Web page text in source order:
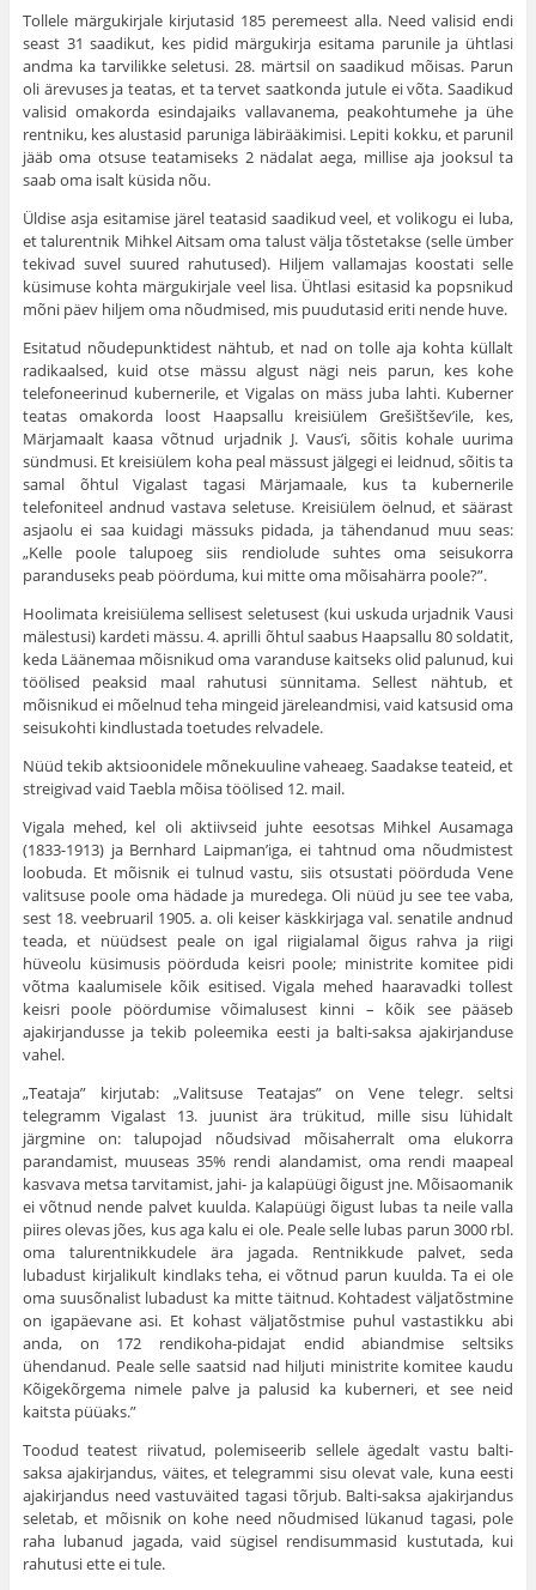
Tollele märgukirjale kirjutasid 185 peremeest alla. Need valisid endi
seast 31 saadikut, kes pidid märgukirja esitama pa­runile ja ühtlasi
andma ka tarvilikke seletusi. 28. märtsil on saa­dikud mõisas. Parun
oli ärevuses ja teatas, et ta tervet saatkonda jutule ei võta. Saadikud
valisid omakorda esindajaiks vallava­nema, peakohtumehe ja ühe
rentniku, kes alustasid paruniga lä­birääkimisi. Lepiti kokku, et parunil
jääb oma otsuse teatami­seks 2 nädalat aega, millise aja jooksul ta
saab oma isalt küsida nõu.
Üldise asja esitamise järel teatasid saadikud veel, et voli­kogu ei luba,
et talurentnik Mihkel Aitsam oma talust välja tõs­tetakse (selle ümber
tekivad suvel suured rahutused). Hiljem vallamajas koostati selle
küsimuse kohta märgukirjale veel lisa. Ühtlasi esitasid ka popsnikud
mõni päev hiljem oma nõudmised, mis puudutasid eriti nende huve.
Esitatud nõudepunktidest nähtub, et nad on tolle aja kohta küllalt
radikaalsed, kuid otse mässu algust nägi neis parun, kes kohe
telefoneerinud kubernerile, et Vigalas on mäss juba lahti. Ku­berner
teatas omakorda loost Haapsallu kreisiülem Grešištšev’ile, kes,
Märjamaalt kaasa võtnud urjadnik J. Vaus’i, sõitis kohale uurima
sündmusi. Et kreisiülem koha peal mässust jälgegi ei leidnud, sõitis ta
samal õhtul Vigalast tagasi Märjamaale, kus ta kubernerile
telefoniteel andnud vastava seletuse. Kreisiülem öel­nud, et säärast
asjaolu ei saa kuidagi mässuks pidada, ja tähen­danud muu seas:
„Kelle poole talupoeg siis rendiolude suhtes oma seisukorra
paranduseks peab pöörduma, kui mitte oma mõi­sahärra poole?”.
Hoolimata kreisiülema sellisest seletusest (kui uskuda ur­jadnik Vausi
mälestusi) kardeti mässu. 4. aprilli õhtul saabus Haapsallu 80 soldatit,
keda Läänemaa mõisnikud oma varanduse kaitseks olid palunud, kui
töölised peaksid maal rahutusi sünni­tama. Sellest nähtub, et
mõisnikud ei mõelnud teha mingeid järeleandmisi, vaid katsusid oma
seisukohti kindlustada toetudes relvadele.
Nüüd tekib aktsioonidele mõnekuuline vaheaeg. Saadakse teateid, et
streigivad vaid Taebla mõisa töölised 12. mail.
Vigala mehed, kel oli aktiivseid juhte eesotsas Mihkel Ausa­maga
(1833-1913) ja Bernhard Laipman’iga, ei tahtnud oma nõudmistest
loobuda. Et mõisnik ei tulnud vastu, siis otsustati pöörduda Vene
valitsuse poole oma hädade ja muredega. Oli nüüd ju see tee vaba,
sest 18. veebruaril 1905. a. oli keiser käsk­kirjaga val. senatile andnud
teada, et nüüdsest peale on igal riigialamal õigus rahva ja riigi
hüveolu küsimusis pöörduda keisri poole; ministrite komitee pidi
võtma kaalumisele kõik esitised. Vigala mehed haaravadki tollest
keisri poole pöördumise võima­lusest kinni – kõik see pääseb
ajakirjandusse ja tekib polee­mika eesti ja balti-saksa ajakirjanduse
vahel.
„Teataja” kirjutab: „Valitsuse Teatajas” on Vene telegr. seltsi
telegramm Vigalast 13. juunist ära trükitud, mille sisu lühidalt
järgmine on: talupojad nõudsivad mõisaherralt oma elukorra
parandamist, muu­seas 35% rendi alandamist, oma rendi maapeal
kasvava metsa tarvitamist, jahi- ja kalapüügi õigust jne. Mõisaomanik
ei võtnud nende palvet kuulda. Kalapüügi õigust lubas ta neile valla
piires olevas jões, kus aga kalu ei ole. Peale selle lubas parun 3000 rbl.
oma talurentnikkudele ära jagada. Rentnikkude palvet, seda
lubadust kirjalikult kindlaks teha, ei võtnud parun kuulda. Ta ei ole
oma suusõnalist lubadust ka mitte täitnud. Koh­tadest väljatõstmine
on igapäevane asi. Et kohast väljatõstmise puhul vastastikku abi
anda, on 172 rendikoha-pidajat endid abiandmise seltsiks
ühendanud. Peale selle saatsid nad hiljuti ministrite komitee kaudu
Kõi­gekõrgema nimele palve ja palusid ka kuberneri, et see neid
kaitsta püüaks.”
Toodud teatest riivatud, polemiseerib sellele ägedalt vastu balti-
saksa ajakirjandus, väites, et telegrammi sisu olevat vale, kuna eesti
ajakirjandus need vastuväited tagasi tõrjub. Balti-saksa ajakirjandus
seletab, et mõisnik on kohe need nõud­mised lükanud tagasi, pole
raha lubanud jagada, vaid sügisel ren­disummasid kustutada, kui
rahutusi ette ei tule.